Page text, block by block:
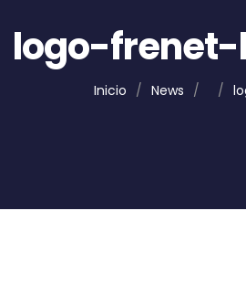
logo-
Inicio / News / /